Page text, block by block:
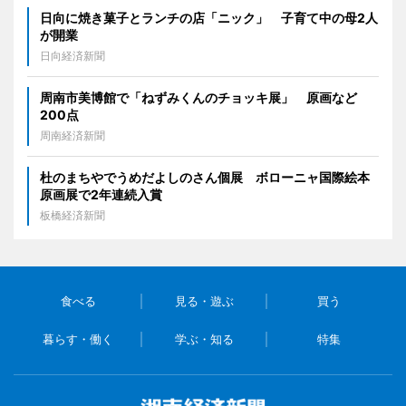
日向に焼き菓子とランチの店「ニック」 子育て中の母2人
が開業
日向経済新聞
周南市美博館で「ねずみくんのチョッキ展」 原画など
200点
周南経済新聞
杜のまちやでうめだよしのさん個展 ボローニャ国際絵本
原画展で2年連続入賞
板橋経済新聞
食べる 見る・遊ぶ 買う
暮らす・働く 学ぶ・知る 特集